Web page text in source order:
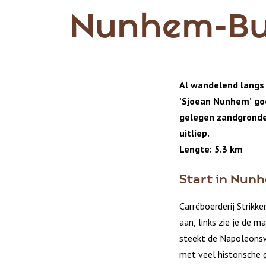
Nunhem-
Al wandelend
’Sjoean Nunhem’
gelegen
uitliep.
Lengte: 5.3 km
Start in
Carréboerderij
aan, links zie je de
steekt de
met veel historische